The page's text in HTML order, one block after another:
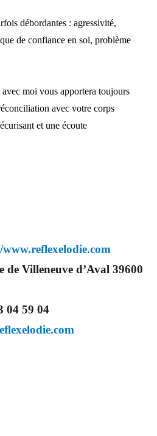
débordantes : agressivité,
de confiance en soi, problème
moi vous apportera toujours
avec votre corps
et une écoute
de Villeneuve d’Aval 39600
04 59 04